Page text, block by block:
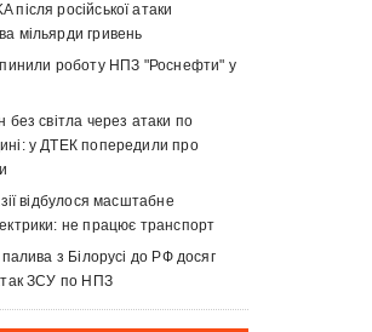
після російської атаки
мільярди гривень
роботу НПЗ "Роснефти" у
без світла через атаки по
у ДТЕК попередили про
відбулося масштабне
не працює транспорт
з Білорусі до РФ досяг
ЗСУ по НПЗ